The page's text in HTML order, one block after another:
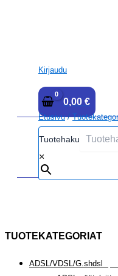
Kirjaudu
0,00€
Etusivu/
Tuotehaku
×
TUOTEKATEGORIAT
ADSL/VDSL/G.shdsl